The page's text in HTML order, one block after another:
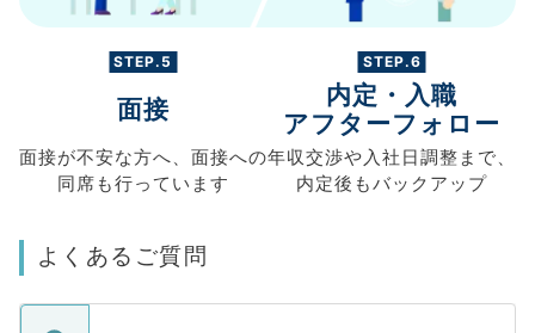
STEP.5
面接
面接が不安な方へ、 面接への
同席も行っています
STEP.6
内定・入職
アフターフォロー
年収交渉や入社日調整まで、
内定後もバックアップ
よくあるご質問